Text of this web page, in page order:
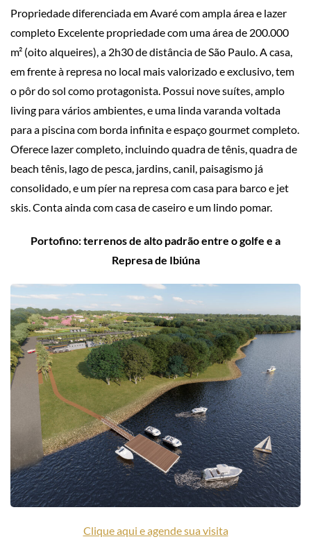
Propriedade diferenciada em Avaré com ampla área e lazer
completo Excelente propriedade com uma área de 200.000
m² (oito alqueires), a 2h30 de distância de São Paulo. A casa,
em frente à represa no local mais valorizado e exclusivo, tem
o pôr do sol como protagonista. Possui nove suítes, amplo
living para vários ambientes, e uma linda varanda voltada
para a piscina com borda infinita e espaço gourmet completo.
Oferece lazer completo, incluindo quadra de tênis, quadra de
beach tênis, lago de pesca, jardins, canil, paisagismo já
consolidado, e um píer na represa com casa para barco e jet
skis. Conta ainda com casa de caseiro e um lindo pomar.
Portofino: terrenos de alto padrão entre o golfe e a
Represa de Ibiúna
Clique aqui e agende sua visita